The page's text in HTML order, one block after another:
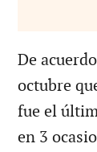
De
octubre
fue el
en 3